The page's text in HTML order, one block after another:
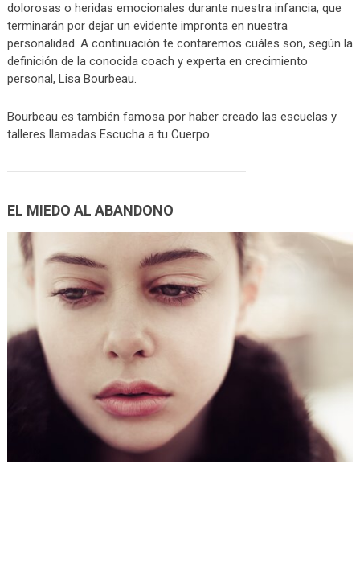
dolorosas o heridas emocionales durante nuestra infancia, que
terminarán por dejar un evidente impronta en nuestra
personalidad. A continuación te contaremos cuáles son, según la
definición de la conocida coach y experta en crecimiento
personal, Lisa Bourbeau.
Bourbeau es también famosa por haber creado las escuelas y
talleres llamadas Escucha a tu Cuerpo.
EL MIEDO AL ABANDONO